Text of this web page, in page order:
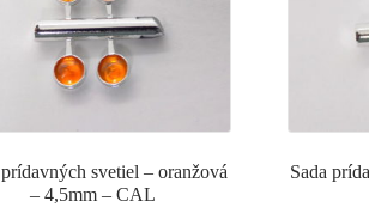
prídavných svetiel – oranžová
– 4,5mm – CAL
Sada